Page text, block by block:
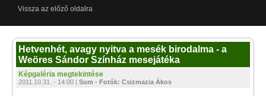
Vissza az előző oldalra
Hetvenhét, avagy nyitva a mesék birodalma - a
Weöres Sándor Színház mesejátéka
Képgaléria megtekintése
2011.10.31. - 14:00 | Sum - Fotók: Csizmazia Ákos